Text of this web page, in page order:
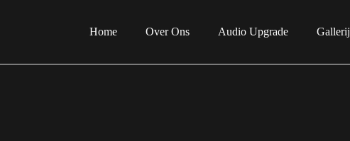
Home Over Ons Audio Upgrade Gallerij